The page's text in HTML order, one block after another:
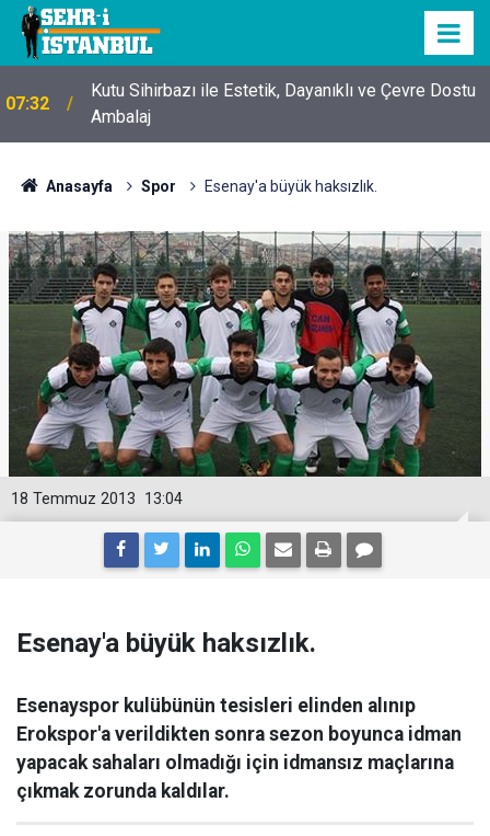
07:32
Kutu Sihirbazı ile Estetik, Dayanıklı ve Çevre Dostu
Ambalaj
Anasayfa Spor Esenay'a büyük haksızlık.
13:04
18 Temmuz 2013
Esenay'a büyük haksızlık.
Esenayspor kulübünün tesisleri elinden alınıp
Erokspor'a verildikten sonra sezon boyunca idman
yapacak sahaları olmadığı için idmansız maçlarına
çıkmak zorunda kaldılar.